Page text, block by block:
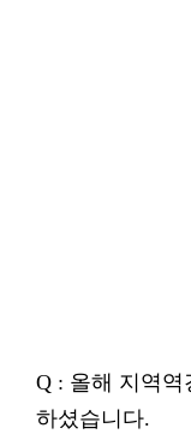
Q : 올해 지역
하셨습니다.